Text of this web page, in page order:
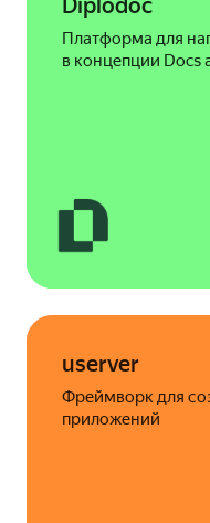
Diplodoc
Платформа для
в концепции Docs
userver
Фреймворк для
приложений